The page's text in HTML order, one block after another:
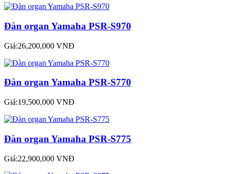
Đàn organ Yamaha PSR-S970
Giá:26,200,000 VNĐ
Đàn organ Yamaha PSR-S770
Giá:19,500,000 VNĐ
Đàn organ Yamaha PSR-S775
Giá:22,900,000 VNĐ